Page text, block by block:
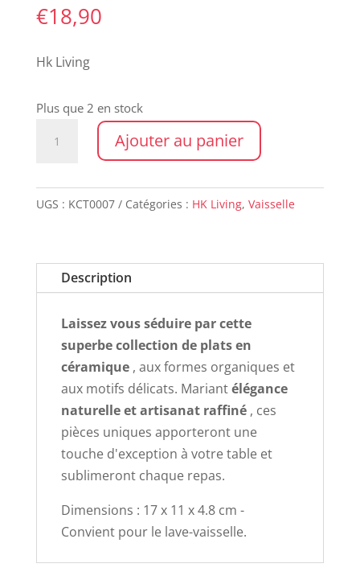
€18,90
Hk Living
Plus que 2 en stock
a
Ajouter au panier
UGS : KCT0007 Catégories : HK Living, Vaisselle
Description
Laissez vous séduire par cette
superbe collection de plats en
céramique, aux formes organiques et
aux motifs délicats. Mariantélégance
naturelle et artisanat raffiné, ces
pièces uniques apporteront une
touche d'exception à votre table et
sublimeront chaque repas.
Dimensions : 17 x 11 x 4.8 cm -
Convient pour le lave-vaisselle.